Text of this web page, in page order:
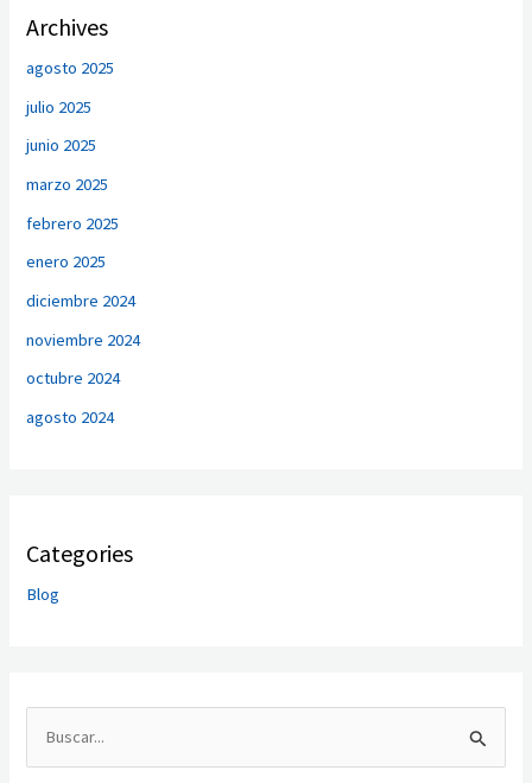
Archives
agosto 2025
julio 2025
junio 2025
marzo 2025
febrero 2025
enero 2025
diciembre 2024
noviembre 2024
octubre 2024
agosto 2024
Categories
Blog